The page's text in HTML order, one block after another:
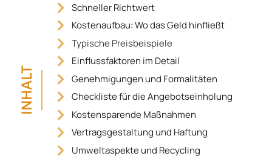
INHALT
Schneller Richtwert
Kostenaufbau: Wo das Geld hinfließt
Typische Preisbeispiele
Einflussfaktoren im Detail
Genehmigungen und Formalitäten
Checkliste für die Angebotseinholung
Kostensparende Maßnahmen
Vertragsgestaltung und Haftung
Umweltaspekte und Recycling